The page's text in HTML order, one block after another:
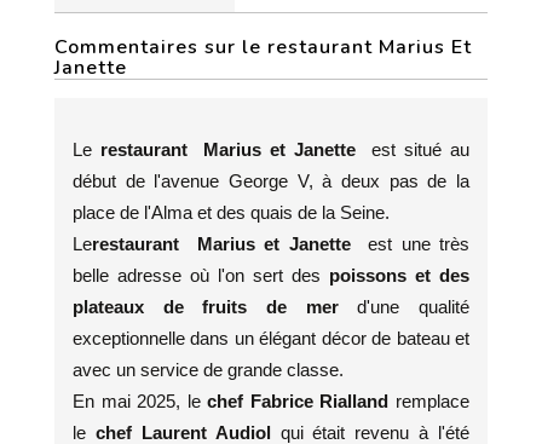
Commentaires sur le restaurant Marius Et
Janette
Le restaurant Marius et Janette
est situé au
début de l'avenue George V, à deux pas de la
place de l'Alma et des quais de la Seine.
Lerestaurant Marius et Janetteest une très
belle adresse où l'on sert des poissons et des
plateaux de fruits de merd'une qualité
exceptionnelle dans un élégant décor de bateau et
avec un service de grande classe.
En mai 2025, lechef Fabrice Rialland remplace
le chef Laurent Audiolqui était revenu à l'été